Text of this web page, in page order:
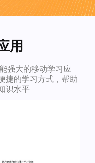
用
强大的移动学习应
捷的学习方式，帮助
识水平